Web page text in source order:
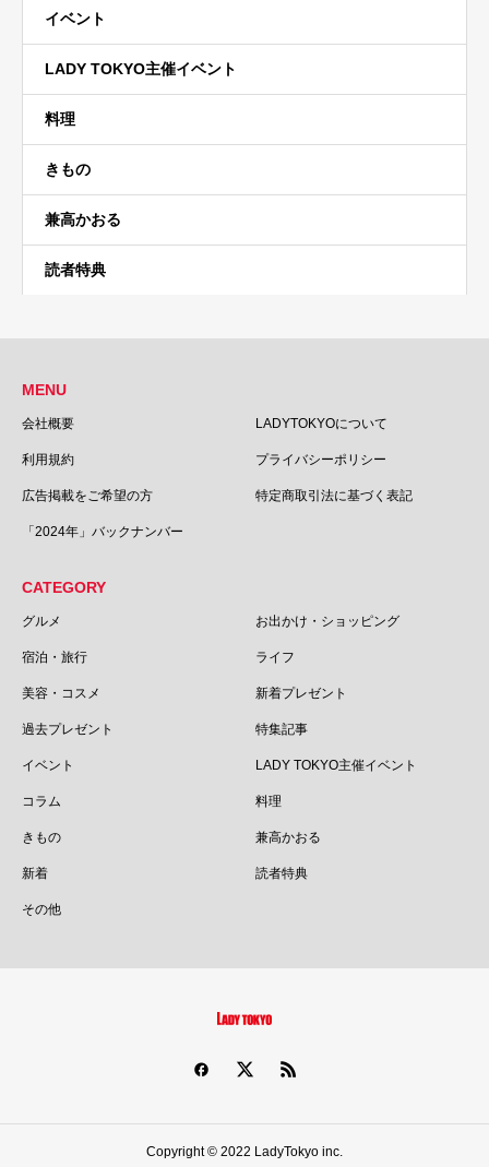
イベント
LADY TOKYO主催イベント
料理
きもの
兼高かおる
読者特典
MENU
会社概要 LADYTOKYOについて
利用規約 プライバシーポリシー
広告掲載をご希望の方 特定商取引法に基づく表記
「2024年」バックナンバー
CATEGORY
グルメ お出かけ・ショッピング
宿泊・旅行 ライフ
美容・コスメ 新着プレゼント
過去プレゼント 特集記事
イベント LADY TOKYO主催イベント
コラム 料理
きもの 兼高かおる
新着 読者特典
その他
Copyright © 2022 LadyTokyo inc.